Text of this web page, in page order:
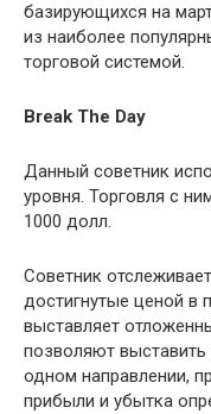
базирующихся на
из наиболее
торговой системой.
Break The Day
Данный советник
уровня. Торговля с
1000 долл.
Советник
достигнутые ценой в
выставляет
позволяют
одном направлении,
прибыли и убытка